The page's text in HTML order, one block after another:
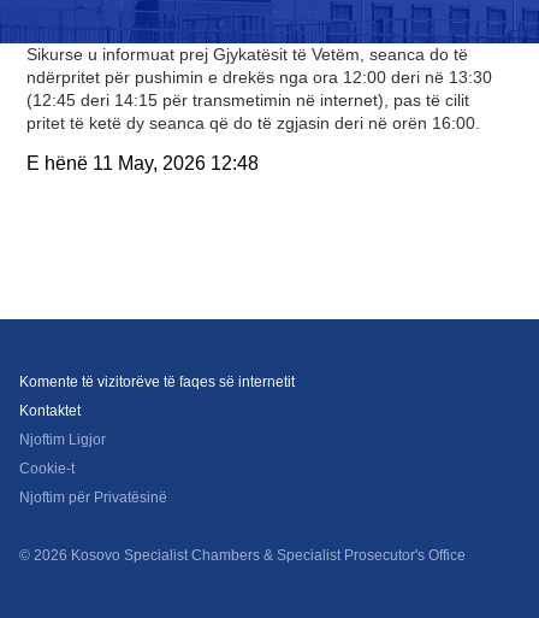
Sikurse u informuat prej Gjykatësit të Vetëm, seanca do të
ndërpritet për pushimin e drekës nga ora 12:00 deri në 13:30
(12:45 deri 14:15 për transmetimin në internet), pas të cilit
pritet të ketë dy seanca që do të zgjasin deri në orën 16:00.
E hënë 11 May, 2026 12:48
© 2026 Kosovo Specialist Chambers & Specialist Prosecutor's Office
Komente të vizitorëve të faqes së internetit
Kontaktet
Njoftim Ligjor
Cookie-t
Njoftim për Privatësinë